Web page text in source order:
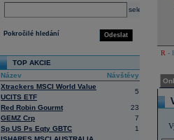
select
Odeslat
Pokročilé hledání
TOP AKCIE
Název
Návštěvy
Xtrackers MSCI World Value
UCITS ETF
5
Red Robin Gourmt
23
GEMZ Crp
7
Sp US Ps Eqty GBTC
1
R -